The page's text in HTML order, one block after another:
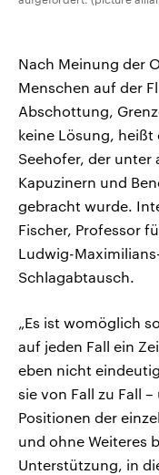
Nach Meinung der
Menschen auf der
Abschottung,
keine Lösung, heißt
Seehofer, der unter
Kapuzinern und
gebracht wurde.
Fischer, Professor
Ludwig-
Schlagabtausch.
„Es ist womöglich
auf jeden Fall ein
eben nicht
sie von Fall zu Fall
Positionen der
und ohne Weiteres
Unterstützung, in